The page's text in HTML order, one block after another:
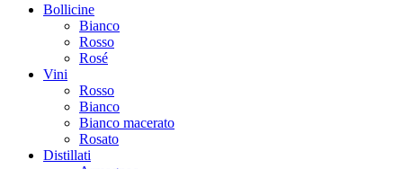
Bollicine
Bianco
Rosso
Rosé
Vini
Rosso
Bianco
Bianco macerato
Rosato
Distillati